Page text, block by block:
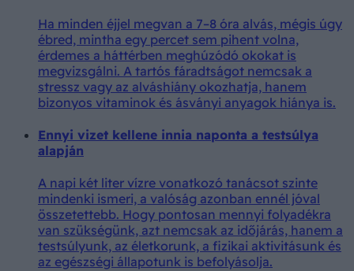
Ha minden éjjel megvan a 7–8 óra alvás, mégis úgy
ébred, mintha egy percet sem pihent volna,
érdemes a háttérben meghúzódó okokat is
megvizsgálni. A tartós fáradtságot nemcsak a
stressz vagy az alváshiány okozhatja, hanem
bizonyos vitaminok és ásványi anyagok hiánya is.
Ennyi vizet kellene innia naponta a testsúlya
alapján
A napi két liter vízre vonatkozó tanácsot szinte
mindenki ismeri, a valóság azonban ennél jóval
összetettebb. Hogy pontosan mennyi folyadékra
van szükségünk, azt nemcsak az időjárás, hanem a
testsúlyunk, az életkorunk, a fizikai aktivitásunk és
az egészségi állapotunk is befolyásolja.